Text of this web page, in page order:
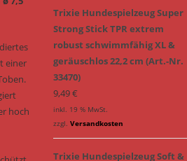
einer
hoch
Trixie Hundespielzeug Super
Strong Stick TPR extrem
robust schwimmfähig XL &
geräuschlos 22,2 cm (Art.-Nr.
33470)
9,49€
inkl. 19 % MwSt.
zzgl. Versandkosten
Trixie Hundespielzeug Soft &